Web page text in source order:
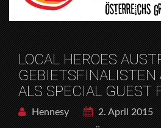
LOCAL HEROES
GEBIETSFINALISTEN
ALS SPECIAL GUEST
Hennesy
2. April 2015